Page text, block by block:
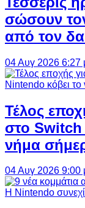
σώσουν
από τον
04 Αυγ 2026 6:27
Τέλος
στο Switch
νήμα
04 Αυγ 2026 9:00